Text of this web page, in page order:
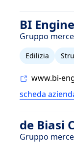
BI
Gruppo
Edilizia
www.bi-
scheda
de Biasi
Gruppo